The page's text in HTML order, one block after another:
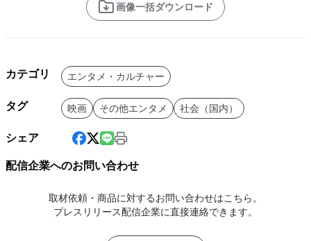
画像一括ダウンロード
カテゴリ エンタメ・カルチャー
タグ 映画 その他エンタメ 社会（国内）
シェア
配信企業へのお問い合わせ
取材依頼・商品に対するお問い合わせはこちら。
プレスリリース配信企業に直接連絡できます。